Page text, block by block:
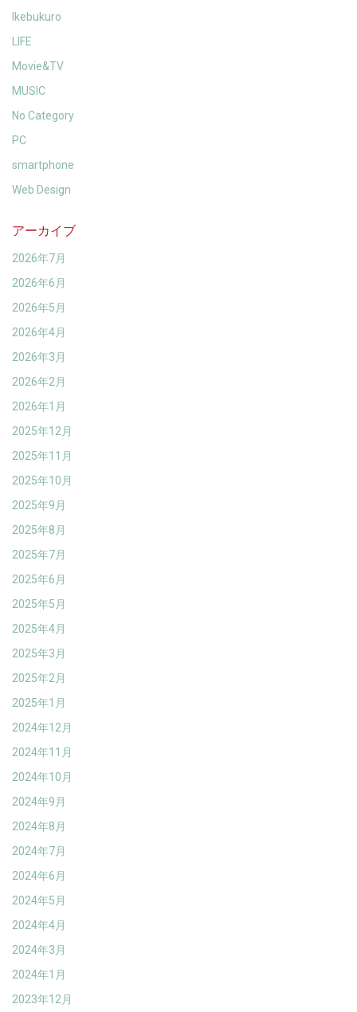
Ikebukuro
LIFE
Movie&TV
MUSIC
No Category
PC
smartphone
Web Design
アーカイブ
2026年7月
2026年6月
2026年5月
2026年4月
2026年3月
2026年2月
2026年1月
2025年12月
2025年11月
2025年10月
2025年9月
2025年8月
2025年7月
2025年6月
2025年5月
2025年4月
2025年3月
2025年2月
2025年1月
2024年12月
2024年11月
2024年10月
2024年9月
2024年8月
2024年7月
2024年6月
2024年5月
2024年4月
2024年3月
2024年1月
2023年12月